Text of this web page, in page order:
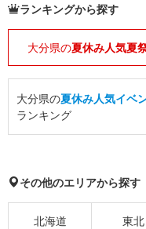
ランキングから探す
大分県の夏休み人気夏
大分県の夏休み人気イベ
ランキング
その他のエリアから探す
北海道 東北